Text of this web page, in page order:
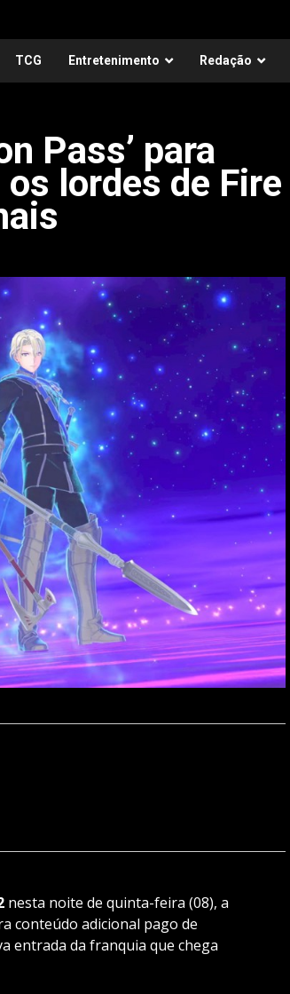
TCG Entretenimento Redação
Pass’ para
lordes de Fire
nesta noite de quinta-feira (08), a
conteúdo adicional pago de
entrada da franquia que chega